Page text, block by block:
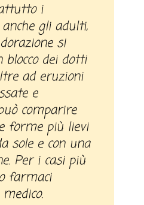
i
gli adulti,
si
blocco dei dotti
ad eruzioni
e
comparire
forme più lievi
sole e con una
Per i casi più
farmaci